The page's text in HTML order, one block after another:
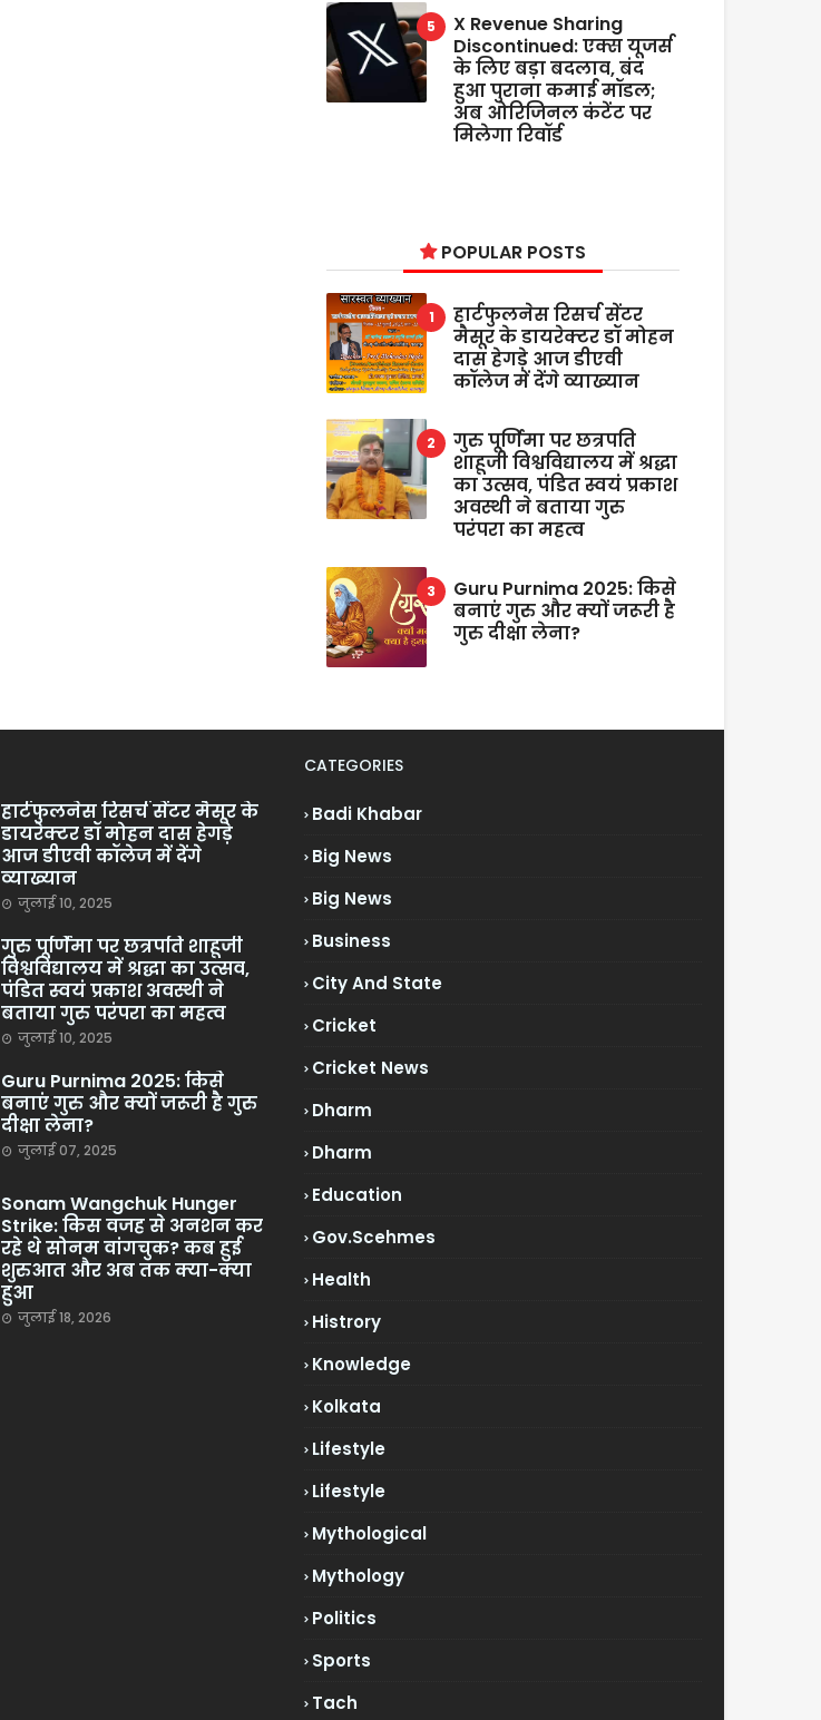
X Revenue Sharing
Discontinued: एक्स यूजर्स
के लिए बड़ा बदलाव, बंद
हुआ पुराना कमाई मॉडल;
अब ओरिजिनल कंटेंट पर
मिलेगा रिवॉर्ड
POPULAR POSTS
हार्टफुलनेस रिसर्च सेंटर
मैसूर के डायरेक्टर डॉ मोहन
दास हेगड़े आज डीएवी
कॉलेज में देंगे व्याख्यान
गुरु पूर्णिमा पर छत्रपति
शाहूजी विश्वविद्यालय में श्रद्धा
का उत्सव, पंडित स्वयं प्रकाश
अवस्थी ने बताया गुरु
परंपरा का महत्व
Guru Purnima 2025: किसे
बनाएं गुरु और क्यों जरूरी है
गुरु दीक्षा लेना?
हार्टफुलनेस रिसर्च सेंटर मैसूर के
डायरेक्टर डॉ मोहन दास हेगड़े
आज डीएवी कॉलेज में देंगे
व्याख्यान
जुलाई 10, 2025
गुरु पूर्णिमा पर छत्रपति शाहूजी
विश्वविद्यालय में श्रद्धा का उत्सव,
पंडित स्वयं प्रकाश अवस्थी ने
बताया गुरु परंपरा का महत्व
जुलाई 10, 2025
Guru Purnima 2025: किसे
बनाएं गुरु और क्यों जरूरी है गुरु
दीक्षा लेना?
जुलाई 07, 2025
Sonam Wangchuk Hunger
Strike: किस वजह से अनशन कर
रहे थे सोनम वांगचुक? कब हुई
शुरुआत और अब तक क्या-क्या
हुआ
जुलाई 18, 2026
CATEGORIES
Badi Khabar
Big News
Big News
Business
City And State
Cricket
Cricket News
Dharm
Dharm
Education
Gov.scehmes
Health
Histrory
Knowledge
Kolkata
Lifestyle
Lifestyle
Mythological
Mythology
Politics
Sports
Tach